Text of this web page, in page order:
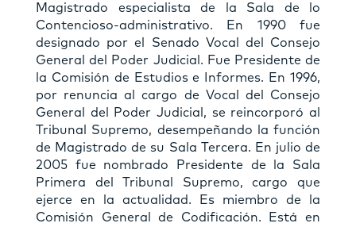
Magistrado especialista de la Sala de lo
Contencioso-administrativo. En 1990 fue
designado por el Senado Vocal del Consejo
General del Poder Judicial. Fue Presidente de
la Comisión de Estudios e Informes. En 1996,
por renuncia al cargo de Vocal del Consejo
General del Poder Judicial, se reincorporó al
Tribunal Supremo, desempeñando la función
de Magistrado de su Sala Tercera. En julio de
2005 fue nombrado Presidente de la Sala
Primera del Tribunal Supremo, cargo que
ejerce en la actualidad. Es miembro de la
Comisión General de Codiﬁcación. Está en